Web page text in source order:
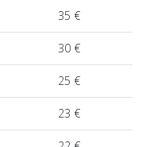
35 €
30 €
25 €
23 €